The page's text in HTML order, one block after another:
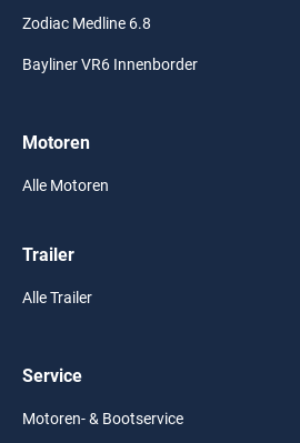
Zodiac Medline 6.8
Bayliner VR6 Innenborder
Motoren
Alle Motoren
Trailer
Alle Trailer
Service
Motoren- & Bootservice